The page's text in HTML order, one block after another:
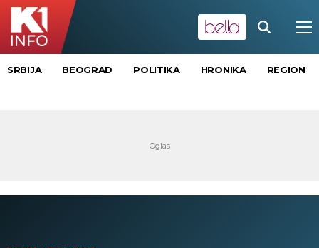
SRBIJA BEOGRAD POLITIKA HRONIKA REGION